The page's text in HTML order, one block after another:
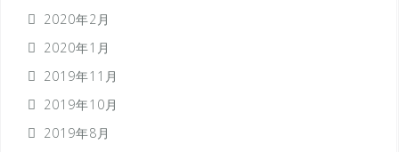
2020年2月
2020年1月
2019年11月
2019年10月
2019年8月